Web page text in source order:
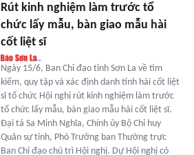
Rút kinh nghiệm làm trước tổ
chức lấy mẫu, bàn giao mẫu hài
cốt liệt sĩ
Ngày 15/6, Ban Chỉ đạo tỉnh Sơn La về tìm
kiếm, quy tập và xác định danh tính hài cốt liệt
sĩ tổ chức Hội nghị rút kinh nghiệm làm trước
tổ chức lấy mẫu, bàn giao mẫu hài cốt liệt sĩ.
Đại tá Sa Minh Nghĩa, Chính ủy Bộ Chỉ huy
Quân sự tỉnh, Phó Trưởng ban Thường trực
Ban Chỉ đạo chủ trì Hội nghị. Dự Hội nghị có